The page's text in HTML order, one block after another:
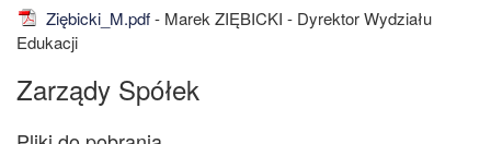
Ziębicki_M.pdf- Marek ZIĘBICKI - Dyrektor Wydziału
Edukacji
Zarządy Spółek